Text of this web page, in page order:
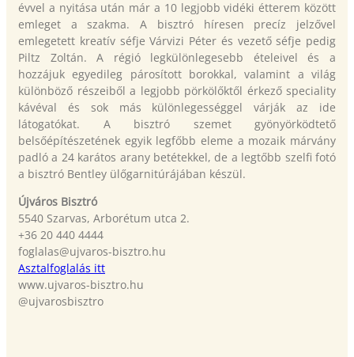
évvel a nyitása után már a 10 legjobb vidéki étterem között
emleget a szakma. A bisztró híresen precíz jelzővel
emlegetett kreatív séfje Várvizi Péter és vezető séfje pedig
Piltz Zoltán. A régió legkülönlegesebb ételeivel és a
hozzájuk egyedileg párosított borokkal, valamint a világ
különböző részeiből a legjobb pörkölőktől érkező speciality
kávéval és sok más különlegességgel várják az ide
látogatókat. A bisztró szemet gyönyörködtető
belsőépítészetének egyik legfőbb eleme a mozaik márvány
padló a 24 karátos arany betétekkel, de a legtőbb szelfi fotó
a bisztró Bentley ülőgarnitúrájában készül.
Újváros Bisztró
5540 Szarvas, Arborétum utca 2.
+36 20 440 4444
foglalas@ujvaros-bisztro.hu
Asztalfoglalás itt
www.ujvaros-bisztro.hu
@ujvarosbisztro